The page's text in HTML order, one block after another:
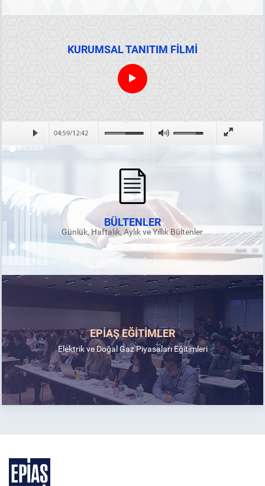
KURUMSAL TANITIM FİLMİ
BÜLTENLER
Günlük, Haftalık, Aylık ve Yıllık Bültenler
EPİAŞ EĞİTİMLER
Elektrik ve Doğal Gaz Piyasaları Eğitimleri